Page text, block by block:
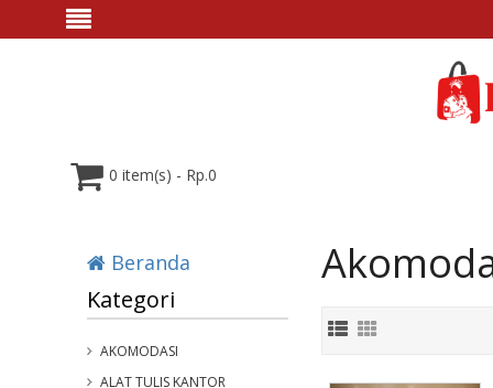
0 item(s) - Rp.0
Beranda
Kategori
AKOMODASI
ALAT TULIS KANTOR